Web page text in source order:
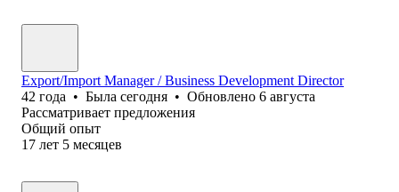
Export/Import Manager / Business Development Director
42 года • Была сегодня • Обновлено 6 августа
Рассматривает предложения
Общий опыт
17 лет 5 месяцев